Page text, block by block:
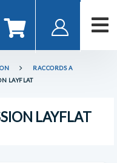
RACCORDS A
LAYFLAT
LAYFLAT